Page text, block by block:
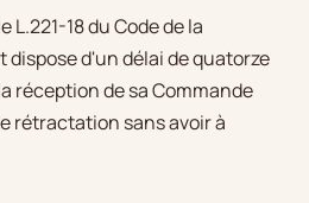
18 du Code de la
d'un délai de quatorze
réception de sa Commande
rétractation sans avoir à